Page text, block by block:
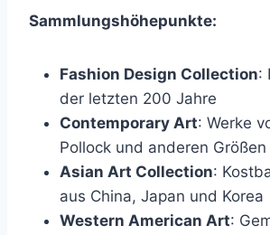
Sammlungshöhepunkte:
Fashion Design Collection:
der letzten 200 Jahre
Contemporary Art: Werke
Pollock und anderen Größen
Asian Art Collection:
aus China, Japan und Korea
Western American Art: